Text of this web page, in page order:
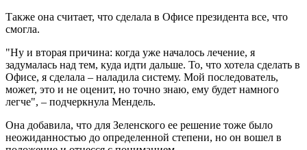
Также она считает, что сделала в Офисе президента все, что
смогла.
"Ну и вторая причина: когда уже началось лечение, я
задумалась над тем, куда идти дальше. То, что хотела сделать в
Офисе, я сделала – наладила систему. Мой последователь,
может, это и не оценит, но точно знаю, ему будет намного
легче", – подчеркнула Мендель.
Она добавила, что для Зеленского ее решение тоже было
неожиданностью до определенной степени, но он вошел в